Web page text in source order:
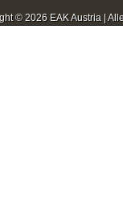
© 2026 EAK Austria |